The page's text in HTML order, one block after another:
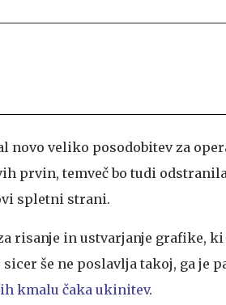
novo veliko posodobitev za
prvin, temveč bo tudi
spletni strani.
risanje in ustvarjanje grafike, ki
sicer še ne poslavlja takoj, ga je
kmalu čaka ukinitev.